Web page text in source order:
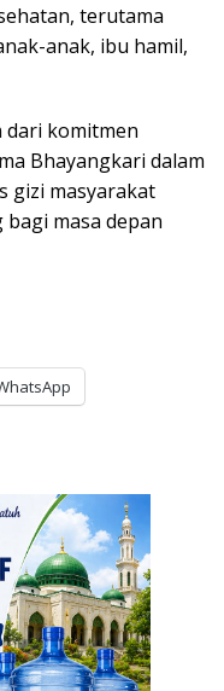
terutama
anak, ibu hamil,
dari komitmen
Bhayangkari dalam
gizi masyarakat
masa depan